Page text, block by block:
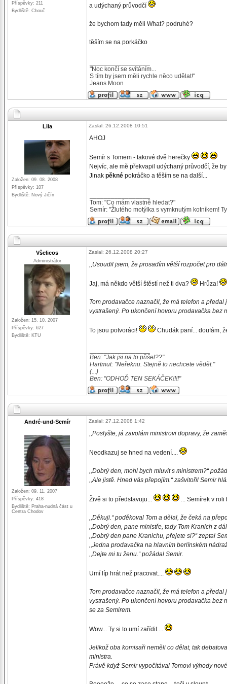
Příspěvky: 211
Bydliště: Chouč
a udýchaný průvodčí
že bychom tady měli What? podruhé?
těším se na porkáčko
"Noc končí se svítáním...
S tím by jsem měli rychle něco udělat!"
Jeans Moon
Lila
Založen: 09. 08. 2008
Příspěvky: 107
Bydliště: Nový Jičín
Zaslal: 26.12.2008 10:51
AHOJ
Semír s Tomem - takové dvě herečky
Nejvíc, ale mě překvapil udýchaný průvodčí, že
Jinak pěkné pokráčko a těším se na další...
Tom: "Co mám vlastně hledat?"
Semír: "Žlutého motýlka s vymknutým kotníkem!
Všelicos
Administrátor
Založen: 15. 10. 2007
Příspěvky: 627
Bydliště: KTU
Zaslal: 26.12.2008 20:27
,,Usoudil jsem, že prosadím větší rozpočet pro
Jaj, má někdo větší štěstí než ti dva? Hrůza!
Tom prodavačce naznačil, že má telefon a
vystrašený. Po ukončení hovoru prodavačka bez
To jsou potvoráci! Chudák paní... doufám,
Ben: "Jak jsi na to přišel??"
Hartmut: "Neřeknu. Stejně to nechcete vědět."
(...)
Ben: "ODHOĎ TEN SEKÁČEK!!!!"
André-und-Semír
Založen: 09. 11. 2007
Příspěvky: 418
Bydliště: Praha-nudná část u
Centra Chodov
Zaslal: 27.12.2008 1:42
,,Poslyšte, já zavolám ministrovi dopravy, že
Neodkazuj se hned na vedení....
,,Dobrý den, mohl bych mluvit s ministrem?“
,,Ale jistě. Hned vás přepojím.“ zašvitořil Semir
Živě si to představuju... ... Semírek v
,,Děkuji.“ poděkoval Tom a dělal, že čeká na
,,Dobrý den, pane ministře, tady Tom Kranich z
,,Dobrý den pane Kranichu, přejete si?“ zeptal
,,Jedna prodavačka na hlavním berlínském
,,Dejte mi tu ženu.“ požádal Semir.
Umí líp hrát než pracovat....
Tom prodavačce naznačil, že má telefon a
vystrašený. Po ukončení hovoru prodavačka bez
se za Semirem.
Wow... Ty si to umí zařídit....
Jelikož oba komisaři neměli co dělat, tak
ministra.
Právě když Semir vypočítával Tomovi výhody